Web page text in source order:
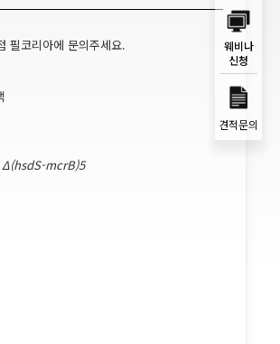
필코리아에 문의주세요.
mcrB)5
웨비나
신청
견적문의